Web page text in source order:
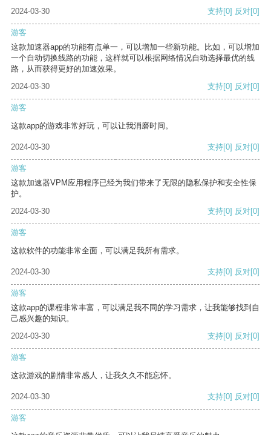
2024-03-30
支持[0] 反对[0]
游客
这款加速器app的功能有点单一，可以增加一些新功能。比如，可以增加
一个自动切换线路的功能，这样就可以根据网络情况自动选择最优的线
路，从而获得更好的加速效果。
2024-03-30
支持[0] 反对[0]
游客
这款app的游戏非常好玩，可以让我消磨时间。
2024-03-30 支持[0] 反对[0]
游客
这款加速器VPM应用程序已经为我们带来了无限的隐私保护和安全性保
护。
2024-03-30
支持[0] 反对[0]
游客
这款软件的功能非常全面，可以满足我所有需求。
2024-03-30 支持[0] 反对[0]
游客
这款app的课程非常丰富，可以满足我不同的学习需求，让我能够找到自
己感兴趣的知识。
2024-03-30
支持[0] 反对[0]
游客
这款游戏的剧情非常感人，让我久久不能忘怀。
2024-03-30 支持[0] 反对[0]
游客